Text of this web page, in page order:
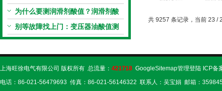
50%
为什么要测润滑剂酸值？润滑剂酸
值测定法告诉你答案
别等故障找上门：变压器油酸值测
试仪的预警功能
共 9257 条记录，当前 23 /
上海旺徐电气有限公司 版权所有 总流量： 421718 GoogleSitemap管理登陆 ICP备
电话：86-021-56479693 传真：86-021-56146322 联系人：吴宝娟 邮箱：